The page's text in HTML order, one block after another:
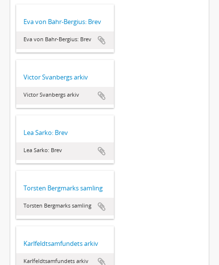
Eva von Bahr-Bergius: Brev
Eva von Bahr-Bergius: Brev
Victor Svanbergs arkiv
Victor Svanbergs arkiv
Lea Sarko: Brev
Lea Sarko: Brev
Torsten Bergmarks samling
Torsten Bergmarks samling
Karlfeldtsamfundets arkiv
Karlfeldtsamfundets arkiv